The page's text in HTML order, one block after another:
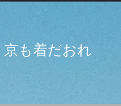
京も着だおれ